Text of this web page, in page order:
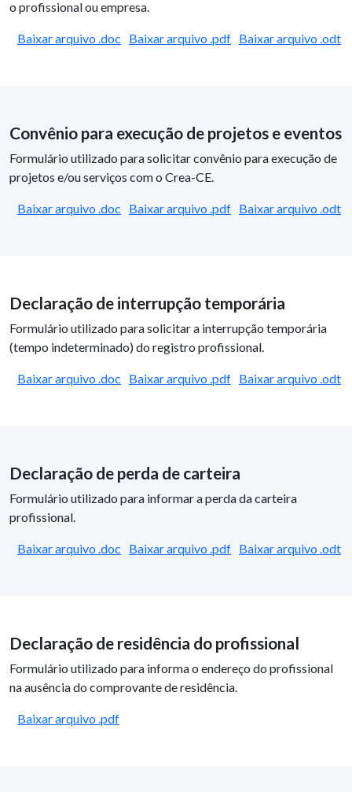
o profissional ou empresa.
Baixar arquivo .doc Baixar arquivo .pdf Baixar arquivo .odt
Convênio para execução de projetos e eventos
Formulário utilizado para solicitar convênio para execução de
projetos e/ou serviços com o Crea-CE.
Baixar arquivo .doc Baixar arquivo .pdf Baixar arquivo .odt
Declaração de interrupção temporária
Formulário utilizado para solicitar a interrupção temporária
(tempo indeterminado) do registro profissional.
Baixar arquivo .doc Baixar arquivo .pdf Baixar arquivo .odt
Declaração de perda de carteira
Formulário utilizado para informar a perda da carteira
profissional.
Baixar arquivo .doc Baixar arquivo .pdf Baixar arquivo .odt
Declaração de residência do profissional
Formulário utilizado para informa o endereço do profissional
na ausência do comprovante de residência.
Baixar arquivo .pdf